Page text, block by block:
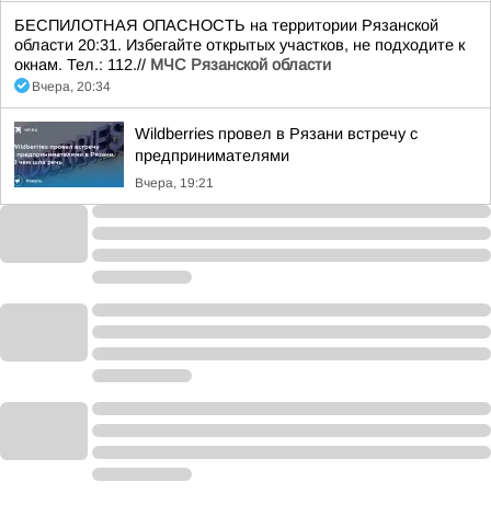
БЕСПИЛОТНАЯ ОПАСНОСТЬ на территории Рязанской
области 20:31. Избегайте открытых участков, не подходите к
окнам. Тел.: 112.// МЧС Рязанской области
Вчера, 20:34
Wildberries провел в Рязани встречу с
предпринимателями
Вчера, 19:21